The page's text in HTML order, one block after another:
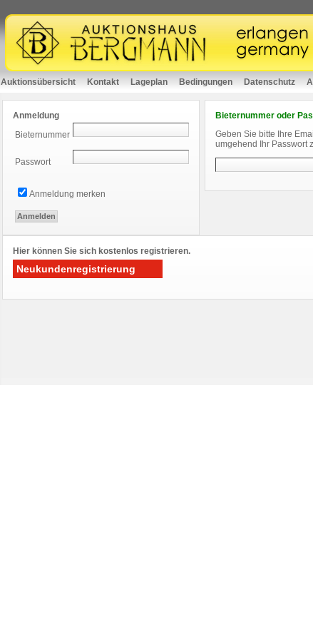
Auktionsübersicht Kontakt Lageplan Bedingungen Datenschutz
Anmeldung
Bieternummer
Passwort
Anmeldung merken
Bieternummer oder
Geben Sie bitte Ihre
umgehend Ihr Passwort
Hier können Sie sich kostenlos registrieren.
Neukundenregistrierung